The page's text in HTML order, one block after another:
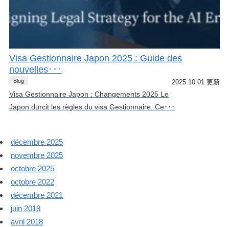
Visa Gestionnaire Japon 2025 : Guide des
nouvelles･･･
Blog 2025.10.01 更新
Visa Gestionnaire Japon : Changements 2025 Le
Japon durcit les règles du visa Gestionnaire. Ce･･･
décembre 2025
novembre 2025
octobre 2025
octobre 2022
décembre 2021
juin 2018
avril 2018